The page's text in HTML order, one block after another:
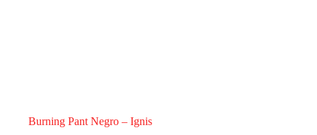
Burning Pant Negro – Ignis